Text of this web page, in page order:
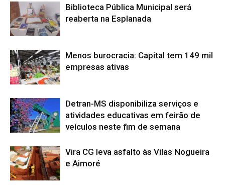
Biblioteca Pública Municipal será
reaberta na Esplanada
Menos burocracia: Capital tem 149 mil
empresas ativas
Detran-MS disponibiliza serviços e
atividades educativas em feirão de
veículos neste fim de semana
Vira CG leva asfalto às Vilas Nogueira
e Aimoré